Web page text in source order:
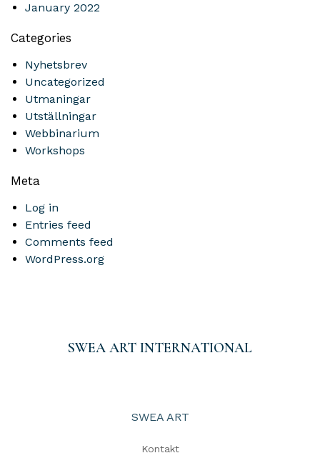
January 2022
Categories
Nyhetsbrev
Uncategorized
Utmaningar
Utställningar
Webbinarium
Workshops
Meta
Log in
Entries feed
Comments feed
WordPress.org
SWEA ART INTERNATIONAL
SWEA ART
Kontakt